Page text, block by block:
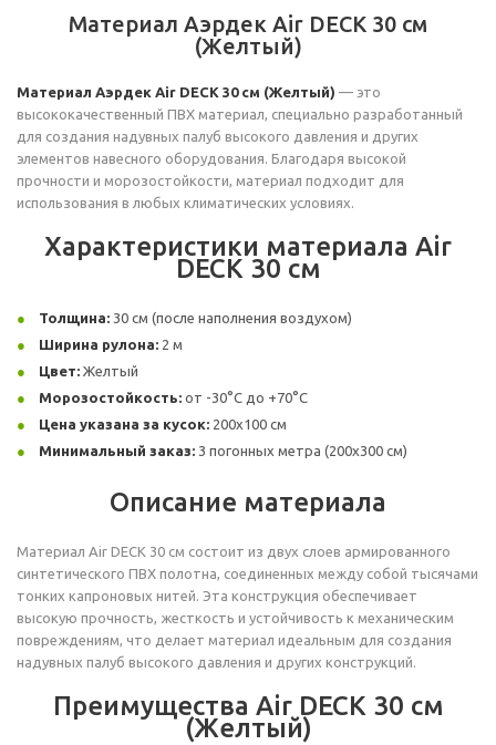
Материал Аэрдек Air DECK 30 см
(Желтый)
Материал Аэрдек Air DECK 30 см (Желтый) — это
высококачественный ПВХ материал, специально разработанный
для создания надувных палуб высокого давления и других
элементов навесного оборудования. Благодаря высокой
прочности и морозостойкости, материал подходит для
использования в любых климатических условиях.
Характеристики материала Air
DECK 30 см
Толщина: 30 см (после наполнения воздухом)
Ширина рулона: 2 м
Цвет: Желтый
Морозостойкость: от -30°C до +70°C
Цена указана за кусок: 200х100 см
Минимальный заказ: 3 погонных метра (200х300 см)
Описание материала
Материал Air DECK 30 см состоит из двух слоев армированного
синтетического ПВХ полотна, соединенных между собой тысячами
тонких капроновых нитей. Эта конструкция обеспечивает
высокую прочность, жесткость и устойчивость к механическим
повреждениям, что делает материал идеальным для создания
надувных палуб высокого давления и других конструкций.
Преимущества Air DECK 30 см
(Желтый)